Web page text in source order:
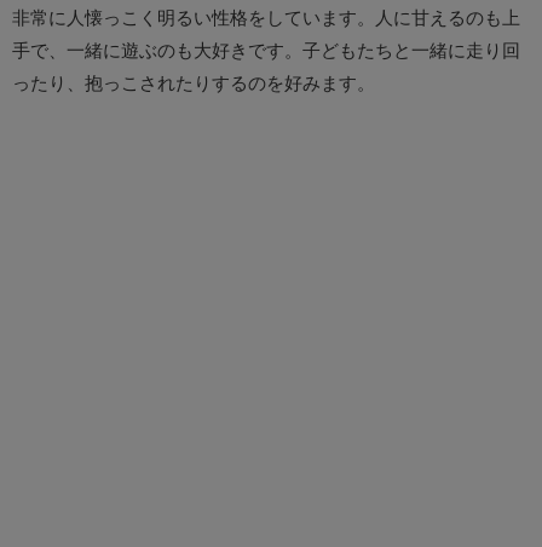
非常に人懐っこく明るい性格をしています。人に甘えるのも上
手で、一緒に遊ぶのも大好きです。子どもたちと一緒に走り回
ったり、抱っこされたりするのを好みます。